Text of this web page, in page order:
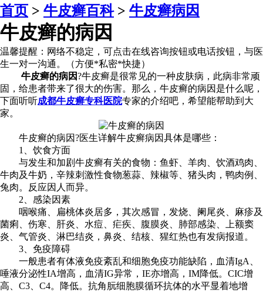
首页 > 牛皮癣百科> 牛皮癣病因
牛皮癣的病因
温馨提醒： 网络不稳定，可点击在线咨询按钮或电话按钮，与医
生一对一沟通。（方便*私密*快捷）
牛皮癣的病因?牛皮癣是很常见的一种皮肤病，此病非常顽
固，给患者带来了很大的伤害。那么，牛皮癣的病因是什么呢，
下面听听成都牛皮癣专科医院专家的介绍吧，希望能帮助到大
家。
牛皮癣的病因?医生详解牛皮癣病因具体是哪些：
1、饮食方面
与发生和加剧牛皮癣有关的食物：鱼虾、羊肉、饮酒鸡肉、
牛肉及牛奶，辛辣刺激性食物葱蒜、辣椒等、猪头肉，鸭肉例、
兔肉。反应因人而异。
2、感染因素
咽喉痛、扁桃体炎居多，其次感冒，发烧、阑尾炎、麻疹及
菌痢、伤寒、肝炎、水痘、疟疾、腹膜炎、肺部感染、上额窦
炎、气管炎、淋巴结炎，鼻炎、结核、猩红热也有发病报道。
3、免疫障碍
一般患者有体液免疫紊乱和细胞免疫功能缺陷，血清IgA、
唾液分泌性IA增高，血清IG异常，IE亦增高，IM降低。CIC增
高、C3、C4。降低。抗角朊细胞膜循环抗体的水平显着地增